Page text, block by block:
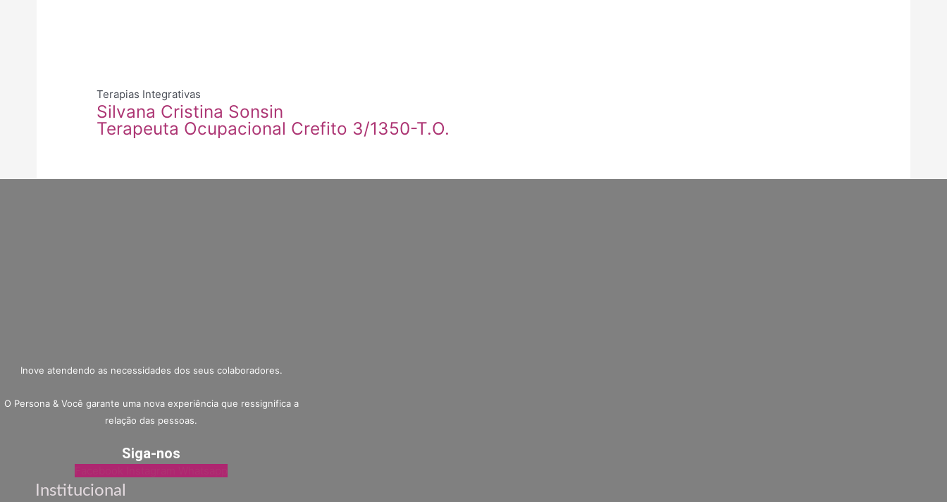
Terapias Integrativas
Silvana Cristina Sonsin
Terapeuta Ocupacional Crefito 3/1350-T.O.
Inove atendendo as necessidades dos seus colaboradores.
O Persona & Você garante uma nova experiência que ressignifica a
relação das pessoas.
Siga-nos
Institucional